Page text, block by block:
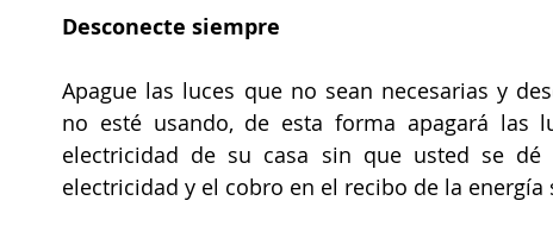
Desconecte siempre
Apague las luces que no sean necesarias y
no esté usando, de esta forma apagará las
electricidad de su casa sin que usted se
electricidad y el cobro en el recibo de la energía